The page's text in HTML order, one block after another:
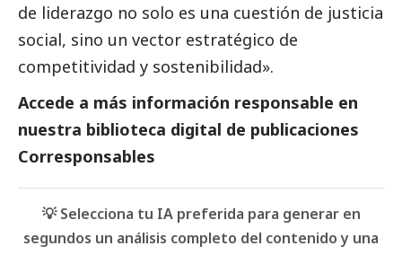
de liderazgo no solo es una cuestión de justicia
social, sino un vector estratégico de
competitividad y sostenibilidad».
Accede a más información responsable en
nuestra biblioteca digital de publicaciones
Corresponsables
💡 Selecciona tu IA preferida para generar en
segundos un análisis completo del contenido y una